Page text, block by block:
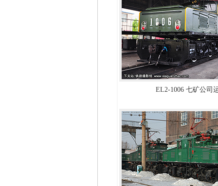
EL2-1006 七矿公司